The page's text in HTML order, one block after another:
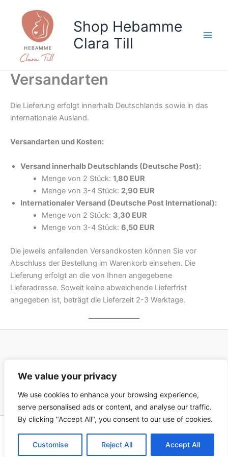
We value your privacy
We use cookies to enhance your browsing experience,
serve personalised ads or content, and analyse our traffic.
By clicking "Accept All", you consent to our use of cookies.
Customise Reject All Accept All
springen
Shop Hebamme
Clara Till
Versandarten
Die Lieferung erfolgt innerhalb Deutschlands sowie in das
internationale Ausland.
Versandarten und Kosten:
Versand innerhalb Deutschlands (Deutsche Post):
Menge von 2 Stück: 1,80 EUR
Menge von 3-4 Stück: 2,90 EUR
Internationaler Versand (Deutsche Post International):
Menge von 2 Stück: 3,30 EUR
Menge von 3-4 Stück: 6,50 EUR
Die jeweils anfallenden Versandkosten können Sie vor
Abschluss der Bestellung im Warenkorb einsehen. Die
Lieferung erfolgt an die von Ihnen angegebene
Lieferadresse. Soweit keine abweichende Lieferfrist
angegeben ist, beträgt die Lieferzeit 2-3 Werktage.
Impressum